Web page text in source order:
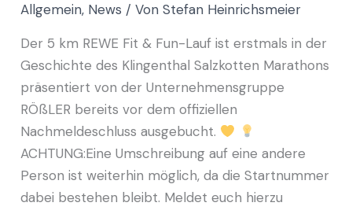
Allgemein, News / VonStefan Heinrichsmeier
Der 5 km REWE Fit & Fun-Lauf ist erstmals in der
Geschichte des Klingenthal Salzkotten Marathons
präsentiert von der Unternehmensgruppe
RÖßLER bereits vor dem offiziellen
Nachmeldeschluss ausgebucht.
ACHTUNG:Eine Umschreibung auf eine andere
Person ist weiterhin möglich, da die Startnummer
dabei bestehen bleibt. Meldet euch hierzu